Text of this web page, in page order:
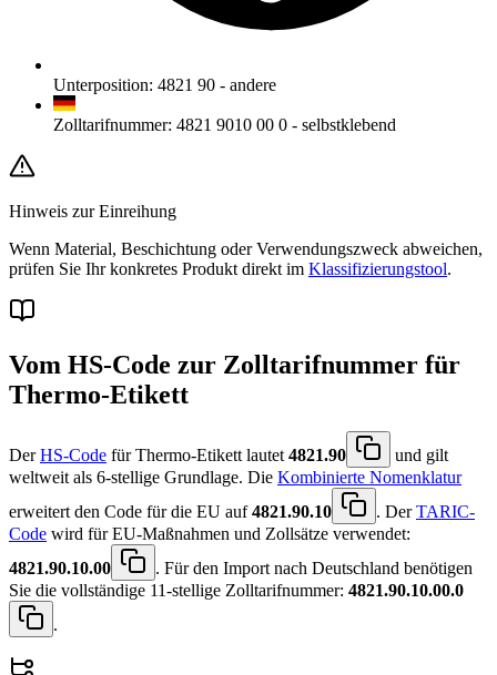
Unterposition: 4821 90 - andere
Zolltarifnummer: 4821 9010 00 0 - selbstklebend
Hinweis zur Einreihung
Wenn Material, Beschichtung oder Verwendungszweck abweichen,
prüfen Sie Ihr konkretes Produkt direkt im Klassifizierungstool.
Vom HS-Code zur Zolltarifnummer für
Thermo-Etikett
DerHS-Code für Thermo-Etikett lautet4821.90
und gilt
weltweit als 6-stellige Grundlage. Die Kombinierte Nomenklatur
erweitert den Code für die EU auf4821.90.10 . DerTARIC-
Code wird für EU-Maßnahmen und Zollsätze verwendet:
4821.90.10.00
. Für den Import nach Deutschland benötigen
Sie die vollständige 11-stellige Zolltarifnummer: 4821.90.10.00.0
.